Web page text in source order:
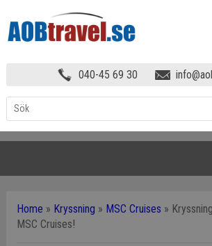
040-45 69 30
Home » Kryssning » MSC Cruises »
MSC Cruises!